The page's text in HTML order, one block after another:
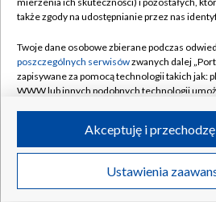
także zgody na udostępnianie przez nas
Twoje dane osobowe zbierane podczas
poszczególnych serwisówzwanych dalej
zapisywane za pomocą technologii takich jak:
WWW lub innych podobnych technologii
ruchu w Internecie.
Twoje dane osobowe zbierane podczas
poszczególnych serwisówna Portalu, takie jak
Ustawienia
Akceptuję i